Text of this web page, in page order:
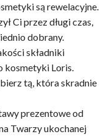
są rewelacyjne.
Ci przez długi czas,
dobrany.
składniki
kosmetyki Loris.
tą, która skradnie
prezentowe od
Twarzy ukochanej